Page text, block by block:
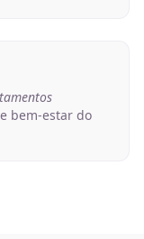
bem-estar do